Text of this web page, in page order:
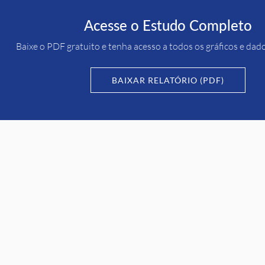
Acesse o Estudo Completo
Baixe o PDF gratuito e tenha acesso a todos os gráficos e
BAIXAR RELATÓRIO (PDF)